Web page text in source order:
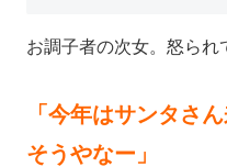
お調子者の次女。怒られ
「今年はサンタさ
そうやなー」